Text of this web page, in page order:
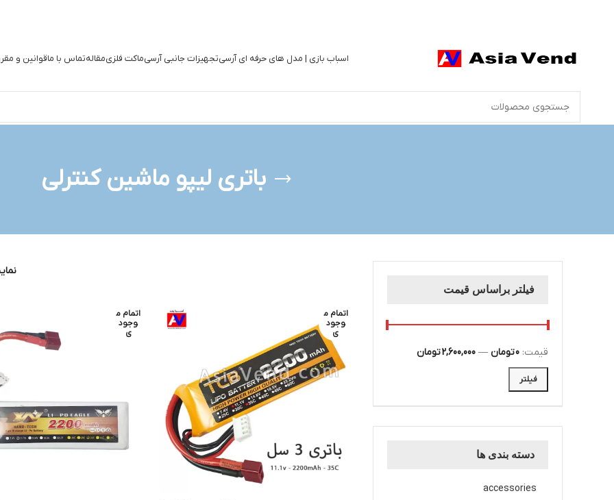
اسباب بازی | مدل های حرفه ای آرسیتجهیزات جانبی آرسیماکت فلزیمقالهتماس با ماقوانین و
باتری لیپو ماشین کنترلی
فیلتر براساس قیمت
فیلتر
قیمت: 0 تومان — 2,600,000 تومان
دسته بندی ها
accessories
اتمام م
وجود
ی
اتمام م
وجود
ی